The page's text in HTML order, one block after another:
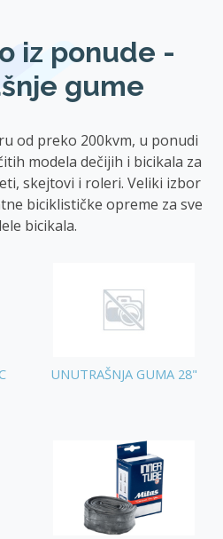
iz ponude -
gume
od preko 200kvm, u ponudi
modela dečijih i bicikala za
skejtovi i roleri. Veliki izbor
biciklističke opreme za sve
bicikala.
UNUTRAŠNJA GUMA 28"